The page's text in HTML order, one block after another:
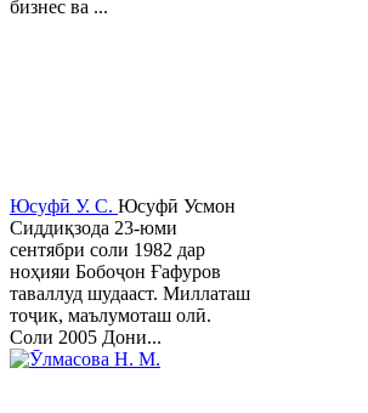
бизнес ва ...
Юсуфӣ У. C. Юсуфӣ Усмон
Сиддиқзода 23-юми
сентябри соли 1982 дар
ноҳияи Бобоҷон Ғафуров
таваллуд шудааст. Миллаташ
тоҷик, маълумоташ олӣ.
Соли 2005 Дони...